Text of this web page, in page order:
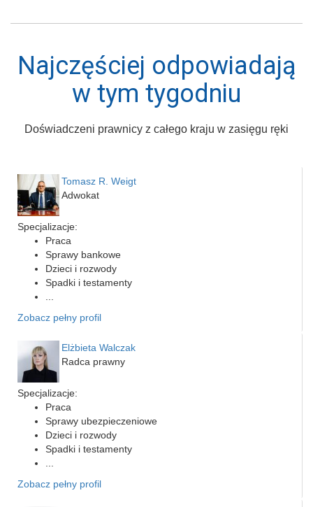
Najczęściej odpowiadają
w tym tygodniu
Doświadczeni prawnicy z całego kraju w zasięgu ręki
Tomasz R. Weigt
Adwokat
Specjalizacje:
Praca
Sprawy bankowe
Dzieci i rozwody
Spadki i testamenty
Zobacz pełny profil
Elżbieta Walczak
Radca prawny
Specjalizacje:
Praca
Sprawy ubezpieczeniowe
Dzieci i rozwody
Spadki i testamenty
Zobacz pełny profil